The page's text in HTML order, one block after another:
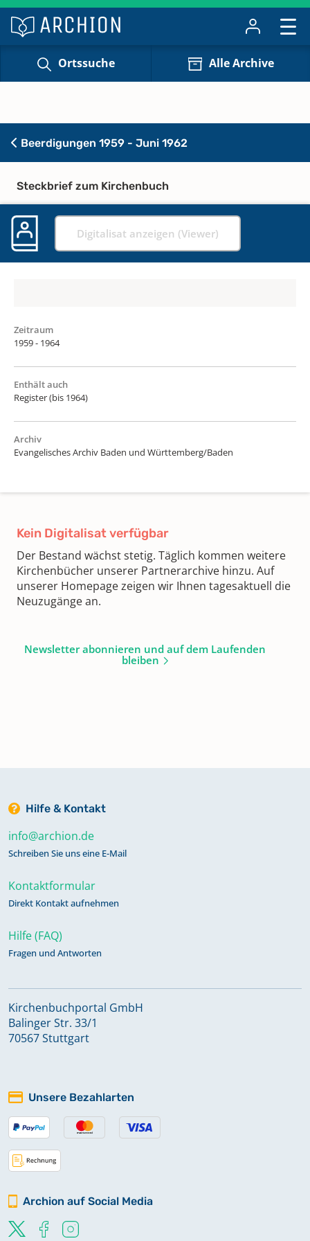
Ortssuche Alle Archive
Beerdigungen 1959 - Juni 1962
Steckbrief zum Kirchenbuch
Digitalisat anzeigen (Viewer)
Zeitraum
1959 - 1964
Enthält auch
Register (bis 1964)
Archiv
Evangelisches Archiv Baden und Württemberg/Baden
Kein Digitalisat verfügbar
Der Bestand wächst stetig. Täglich kommen weitere
Kirchenbücher unserer Partnerarchive hinzu. Auf
unserer Homepage zeigen wir Ihnen tagesaktuell die
Neuzugänge an.
Newsletter abonnieren und auf dem Laufenden
bleiben
Hilfe & Kontakt
info@archion.de
Schreiben Sie uns eine E-Mail
Kontaktformular
Direkt Kontakt aufnehmen
Hilfe (FAQ)
Fragen und Antworten
Kirchenbuchportal GmbH
Balinger Str. 33/1
70567 Stuttgart
Unsere Bezahlarten
Archion auf Social Media